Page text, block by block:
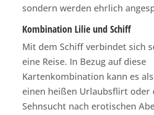
sondern werden ehrlich
Kombination Lilie und Schiff
Mit dem Schiff verbindet sich
eine Reise. In Bezug auf diese
Kartenkombination kann es
einen heißen Urlaubsflirt oder
Sehnsucht nach erotischen